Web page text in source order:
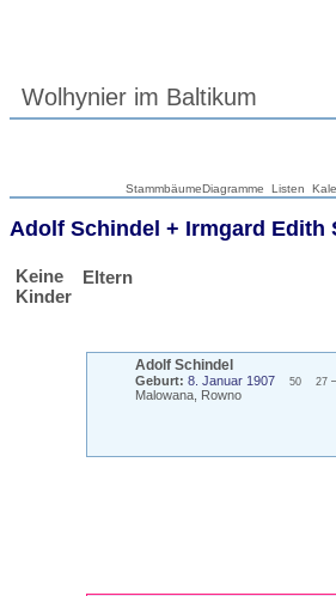
Wolhynier im Baltikum
StammbäumeDiagramme Listen
Adolf Schindel + Irmgard Edith
Keine
Kinder
Eltern
Adolf Schindel
Geburt: 8. Januar 1907 50 27
Malowana, Rowno